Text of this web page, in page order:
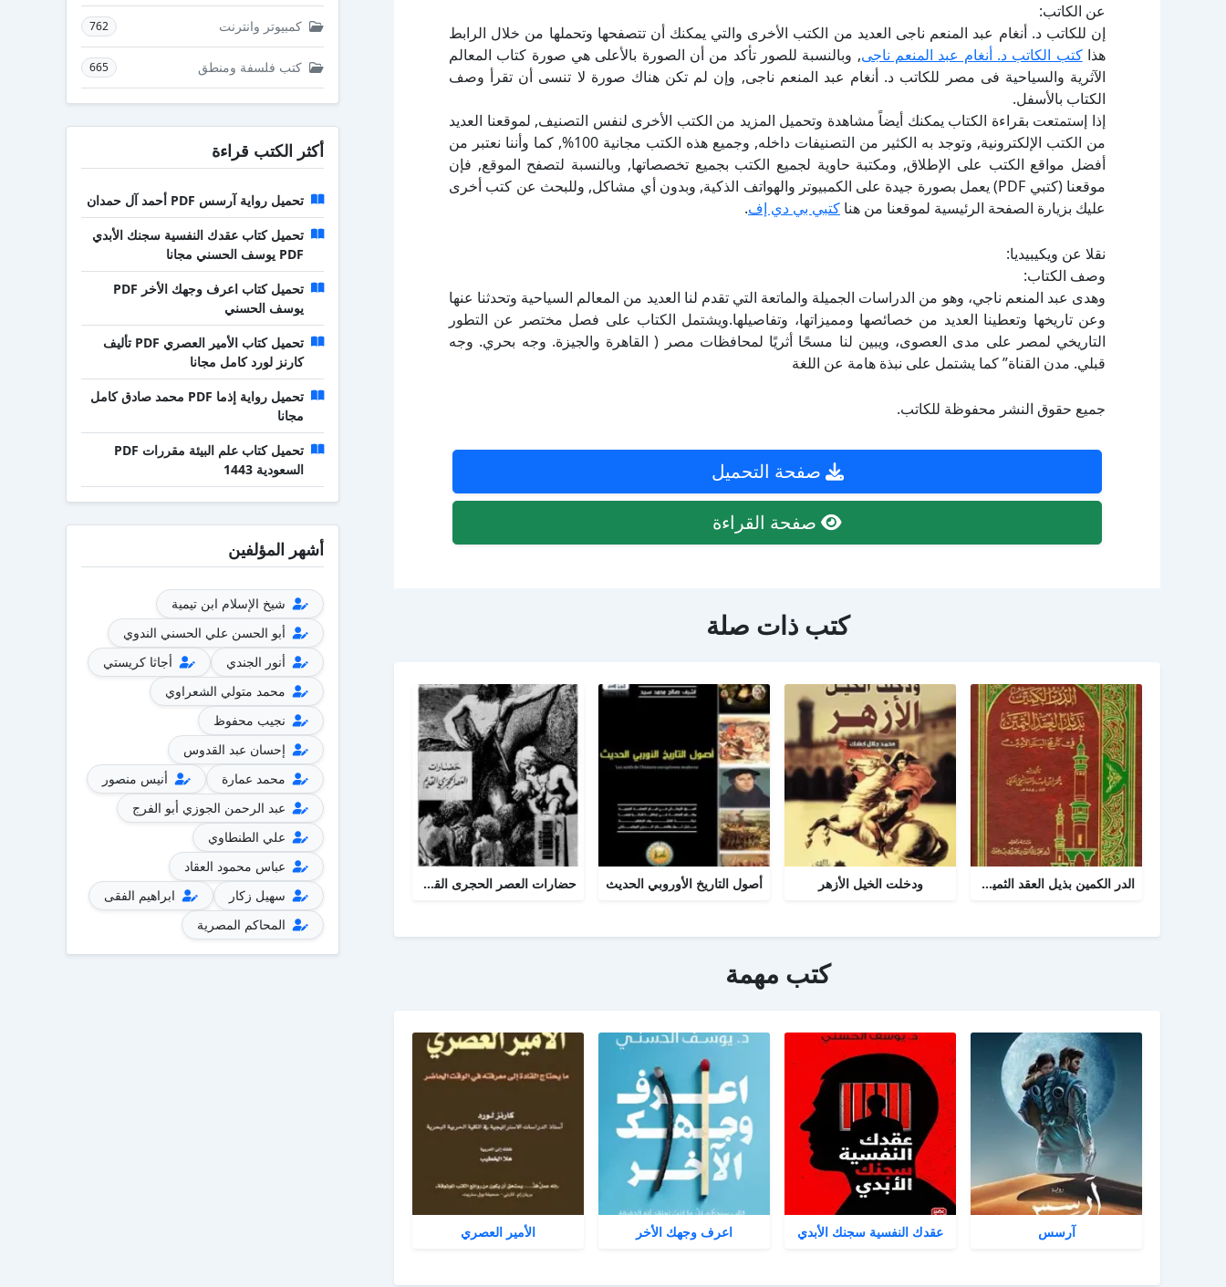
عن الكاتب:
إن للكاتب د. أنغام عبد المنعم ناجى العديد من الكتب الأخرى والتي يمكنك أن تتصفحها وتحملها من خلال الرابط
هذاكتب الكاتب د. أنغام عبد المنعم ناجى, وبالنسبة للصور تأكد من أن الصورة بالأعلى هي صورة كتاب المعالم
الآثرية والسياحية فى مصر للكاتب د. أنغام عبد المنعم ناجى, وإن لم تكن هناك صورة لا تنسى أن تقرأ وصف
الكتاب بالأسفل.
إذا إستمتعت بقراءة الكتاب يمكنك أيضاً مشاهدة وتحميل المزيد من الكتب الأخرى لنفس التصنيف, لموقعنا العديد
من الكتب الإلكترونية, وتوجد به الكثير من التصنيفات داخله, وجميع هذه الكتب مجانية 100%, كما وأننا نعتبر من
أفضل مواقع الكتب على الإطلاق, ومكتبة حاوية لجميع الكتب بجميع تخصصاتها, وبالنسبة لتصفح الموقع, فإن
موقعنا (كتبي PDF) يعمل بصورة جيدة على الكمبيوتر والهواتف الذكية, وبدون أي مشاكل, وللبحث عن كتب أخرى
عليك بزيارة الصفحة الرئيسية لموقعنا من هنا كتبي بي دي إف.
نقلا عن ويكيبيديا:
وصف الكتاب:
وهدى عبد المنعم ناجي، وهو من الدراسات الجميلة والماتعة التي تقدم لنا العديد من المعالم السياحية وتحدثنا عنها
وعن تاريخها وتعطينا العديد من خصائصها ومميزاتها، وتفاصيلها.ويشتمل الكتاب على فصل مختصر عن التطور
التاريخي لمصر على مدى العصوى، ويبين لنا مسحًا أثريًا لمحافظات مصر ( القاهرة والجيزة. وجه بحري. وجه
قبلي. مدن القناة” كما يشتمل على نبذة هامة عن اللغة
جميع حقوق النشر محفوظة للكاتب.
صفحة التحميل
صفحة القراءة
كتب ذات صلة
الدر الكمين بذيل العقد الثمين في تاريخ البلد الأمين ودخلت الخيل الأزهر أصول التاريخ الأوروبي الحديث حضارات العصر الحجرى القديم
كتب مهمة
آرسس عقدك النفسية سجنك الأبدي اعرف وجهك الأخر الأمير العصري
كمبيوتر وانترنت 762
كتب فلسفة ومنطق 665
أكثر الكتب قراءة
تحميل رواية آرسس PDF أحمد آل حمدان
تحميل كتاب عقدك النفسية سجنك الأبدي
PDF يوسف الحسني مجانا
تحميل كتاب اعرف وجهك الأخر PDF
يوسف الحسني
تحميل كتاب الأمير العصري PDF تأليف
كارنز لورد كامل مجانا
تحميل رواية إذما PDF محمد صادق كامل
مجانا
تحميل كتاب علم البيئة مقررات PDF
السعودية 1443
أشهر المؤلفين
شيخ الإسلام ابن تيمية
أبو الحسن علي الحسني الندوي
أنور الجندي
أجاثا كريستي
محمد متولي الشعراوي
نجيب محفوظ
إحسان عبد القدوس
محمد عمارة
أنيس منصور
عبد الرحمن الجوزي أبو الفرج
علي الطنطاوي
عباس محمود العقاد
سهيل زكار
ابراهيم الفقى
المحاكم المصرية